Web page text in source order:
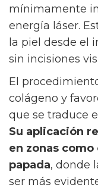
mínimamente
energía láser.
la piel desde el
sin incisiones
El
colágeno y
que se traduce
Su aplicación
en zonas
papada, donde
ser más